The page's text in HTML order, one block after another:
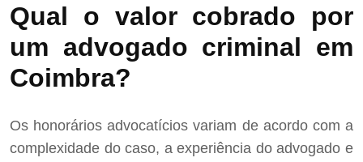
Qual o valor cobrado por
um advogado criminal em
Coimbra?
Os honorários advocatícios variam de acordo com a
complexidade do caso, a experiência do advogado e